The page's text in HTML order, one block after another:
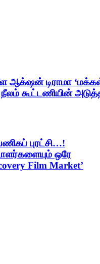
ஆக்‌ஷன் டிராமா
நீலம் கூட்டணியின்
புரட்சி…!
ஒரே
Film Market’